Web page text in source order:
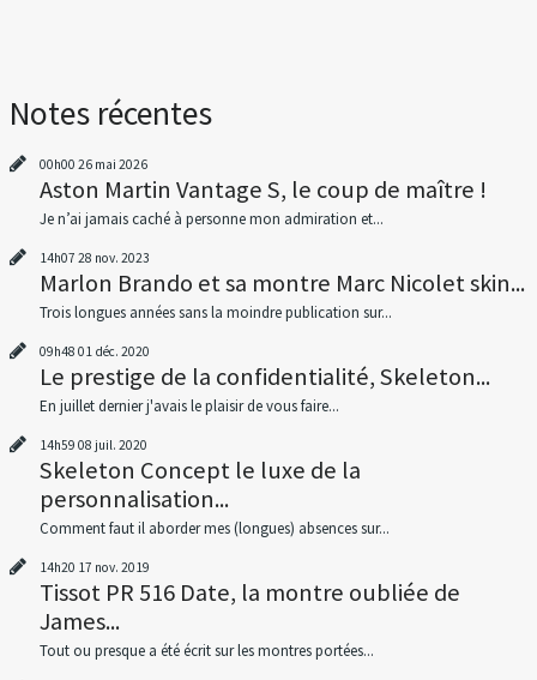
Notes récentes
00h00 26 mai 2026
Aston Martin Vantage S, le coup de maître !
Je n’ai jamais caché à personne mon admiration et...
14h07 28 nov. 2023
Marlon Brando et sa montre Marc Nicolet skin...
Trois longues années sans la moindre publication sur...
09h48 01 déc. 2020
Le prestige de la confidentialité, Skeleton...
En juillet dernier j'avais le plaisir de vous faire...
14h59 08 juil. 2020
Skeleton Concept le luxe de la
personnalisation...
Comment faut il aborder mes (longues) absences sur...
14h20 17 nov. 2019
Tissot PR 516 Date, la montre oubliée de
James...
Tout ou presque a été écrit sur les montres portées...